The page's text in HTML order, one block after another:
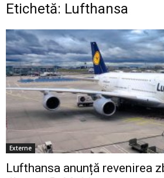
Etichetă: Lufthansa
Externe
Lufthansa anunță revenirea